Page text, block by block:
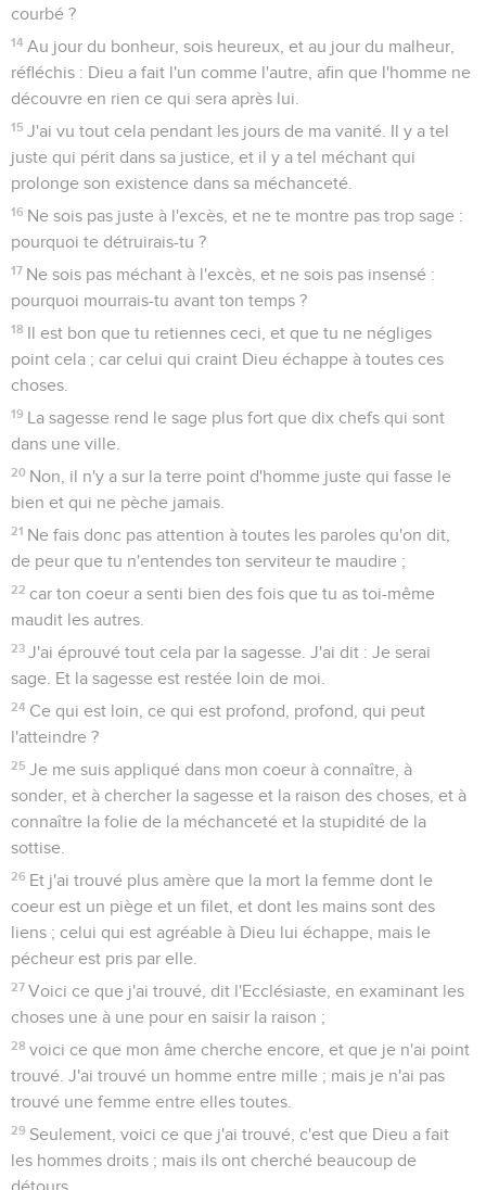
courbé ?
14 Au jour du bonheur, sois heureux, et au jour du malheur,
réfléchis : Dieu a fait l'un comme l'autre, afin que l'homme ne
découvre en rien ce qui sera après lui.
15 J'ai vu tout cela pendant les jours de ma vanité. Il y a tel
juste qui périt dans sa justice, et il y a tel méchant qui
prolonge son existence dans sa méchanceté.
16 Ne sois pas juste à l'excès, et ne te montre pas trop sage :
pourquoi te détruirais-tu ?
17 Ne sois pas méchant à l'excès, et ne sois pas insensé :
pourquoi mourrais-tu avant ton temps ?
18 Il est bon que tu retiennes ceci, et que tu ne négliges
point cela ; car celui qui craint Dieu échappe à toutes ces
choses.
19 La sagesse rend le sage plus fort que dix chefs qui sont
dans une ville.
20 Non, il n'y a sur la terre point d'homme juste qui fasse le
bien et qui ne pèche jamais.
21 Ne fais donc pas attention à toutes les paroles qu'on dit,
de peur que tu n'entendes ton serviteur te maudire ;
22 car ton coeur a senti bien des fois que tu as toi-même
maudit les autres.
23 J'ai éprouvé tout cela par la sagesse. J'ai dit : Je serai
sage. Et la sagesse est restée loin de moi.
24 Ce qui est loin, ce qui est profond, profond, qui peut
l'atteindre ?
25 Je me suis appliqué dans mon coeur à connaître, à
sonder, et à chercher la sagesse et la raison des choses, et à
connaître la folie de la méchanceté et la stupidité de la
sottise.
26 Et j'ai trouvé plus amère que la mort la femme dont le
coeur est un piège et un filet, et dont les mains sont des
liens ; celui qui est agréable à Dieu lui échappe, mais le
pécheur est pris par elle.
27 Voici ce que j'ai trouvé, dit l'Ecclésiaste, en examinant les
choses une à une pour en saisir la raison ;
28 voici ce que mon âme cherche encore, et que je n'ai point
trouvé. J'ai trouvé un homme entre mille ; mais je n'ai pas
trouvé une femme entre elles toutes.
29 Seulement, voici ce que j'ai trouvé, c'est que Dieu a fait
les hommes droits ; mais ils ont cherché beaucoup de
détours.